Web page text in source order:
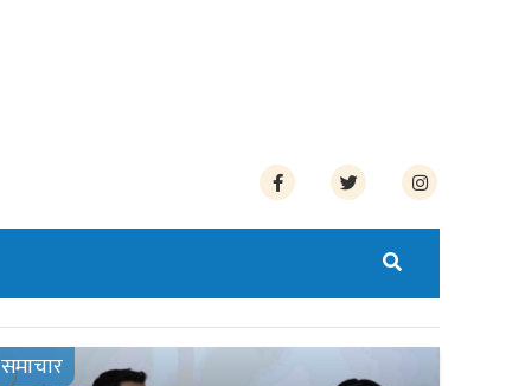
समाचार